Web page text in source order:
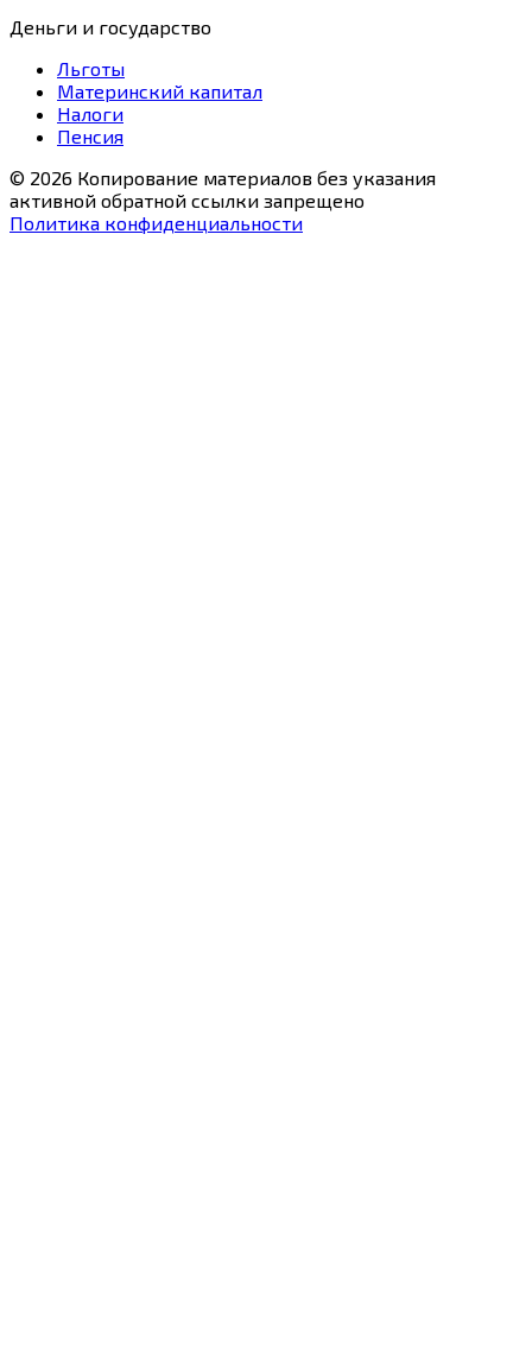
Деньги и государство
Льготы
Материнский капитал
Налоги
Пенсия
© 2026 Копирование материалов без указания
активной обратной ссылки запрещено
Политика конфиденциальности